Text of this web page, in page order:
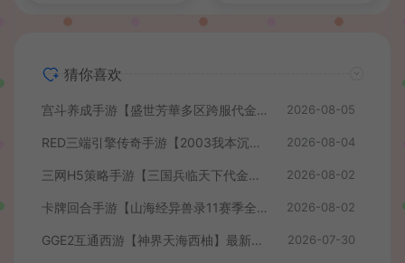
猜你喜欢
宫斗养成手游【盛世芳華多区跨服代金券本地优化版】最新整理单机一键即玩端+Linux手工服务端+CDK授权后台+安卓+详细搭建教程 2026-08-05
RED三端引擎传奇手游【2003我本沉默】最新整理Win系服务端+安卓苹果PC三端+详细搭建教程 2026-08-04
三网H5策略手游【三国兵临天下代金券内购七合修复版】最新整理单机一键即玩镜像端+Linux手工服务端+管理后台+GM授权后台+简易安卓客户端+详细搭建教程+视频教程 2026-08-02
卡牌回合手游【山海经异兽录11赛季全人物代金券内购版】最新整理WIN系服务端+授权GM后台+管理后台+热更修改工具+安卓+详细搭建教程 2026-08-02
GGE2互通西游【神界天海西柚】最新整理Win系服务端+安卓苹果PC三端+内置GM工具+全套源码+详细搭建教程+视频教程 2026-07-30